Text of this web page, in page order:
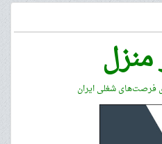
منزل
فرصت‌های شغلی ایران